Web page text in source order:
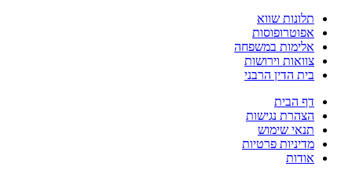
תלונות שווא
אפוטרופוסות
אלימות במשפחה
צוואות וירושות
בית הדין הרבני
דף הבית
הצהרת נגישות
תנאי שימוש
מדיניות פרטיות
אודות